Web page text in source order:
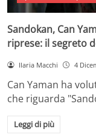
Sandokan, Can
riprese: il segreto
Ilaria Macchi 4
Can Yaman ha
che riguarda
Leggi di più